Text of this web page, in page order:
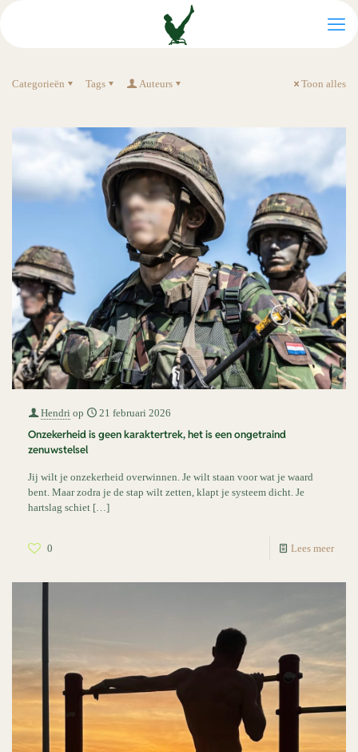
Categorieën Tags Auteurs Toon alles
Hendri op 21 februari 2026
Onzekerheid is geen karaktertrek, het is een ongetraind
zenuwstelsel
Jij wilt je onzekerheid overwinnen. Je wilt staan voor wat je waard
bent. Maar zodra je de stap wilt zetten, klapt je systeem dicht. Je
hartslag schiet […]
0 Lees meer